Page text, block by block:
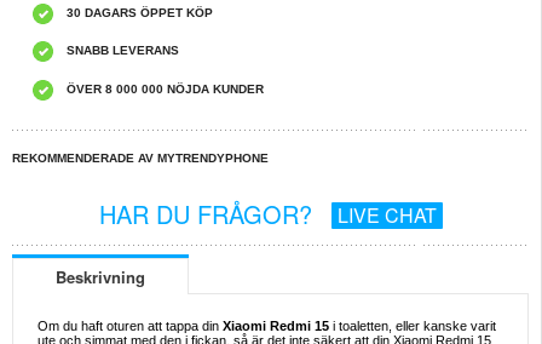
30 DAGARS ÖPPET KÖP
SNABB LEVERANS
ÖVER 8 000 000 NÖJDA KUNDER
REKOMMENDERADE AV MYTRENDYPHONE
HAR DU FRÅGOR? LIVE CHAT
Beskrivning
Om du haft oturen att tappa din Xiaomi Redmi 15 i toaletten, eller kanske varit
ute och simmat med den i fickan, så är det inte säkert att din Xiaomi Redmi 15